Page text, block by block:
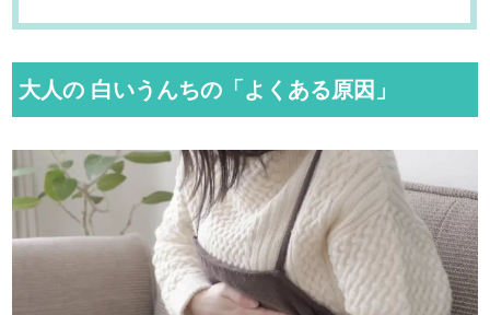
大人の 白いうんちの「よくある原因」